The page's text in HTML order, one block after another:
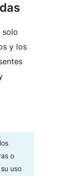
solo
y los
o
uso